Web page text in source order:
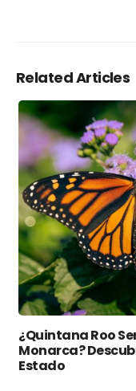
Related Articles
¿Quintana Roo
Monarca?
Estado